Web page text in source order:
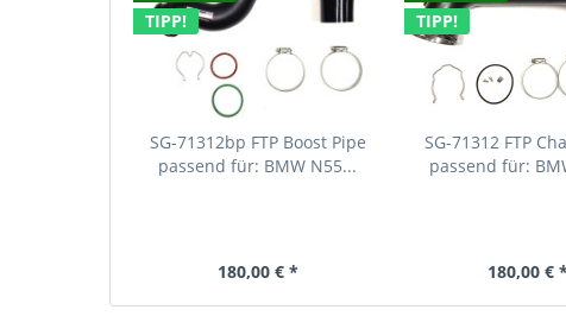
TIPP!
SG-71312bp FTP Boost Pipe
passend für: BMW N55...
180,00 € *
TIPP!
SG-71312 FTP
passend für:
180,00 € *